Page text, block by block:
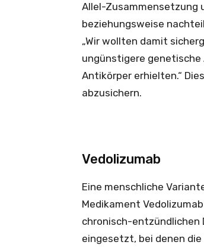
Allel-Zusammensetzung
beziehungsweise
„Wir wollten damit
ungünstigere
Antikörper erhielten.“
abzusichern.
Vedolizumab
Eine menschliche
Medikament
chronisch-entzündlichen
eingesetzt, bei denen